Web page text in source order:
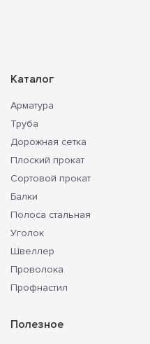
Каталог
Арматура
Труба
Дорожная сетка
Плоский прокат
Сортовой прокат
Балки
Полоса стальная
Уголок
Швеллер
Проволока
Профнастил
Полезное